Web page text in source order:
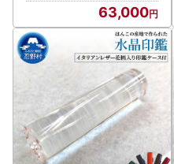
63,000